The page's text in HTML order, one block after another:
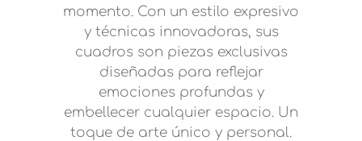
momento. Con un estilo expresivo
y técnicas innovadoras, sus
cuadros son piezas exclusivas
diseñadas para reflejar
emociones profundas y
embellecer cualquier espacio. Un
toque de arte único y personal.